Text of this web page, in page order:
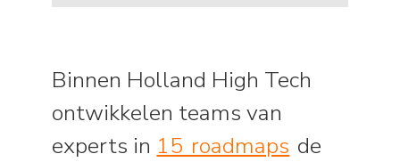
Binnen Holland High Tech
ontwikkelen teams van
experts in 15 roadmaps de